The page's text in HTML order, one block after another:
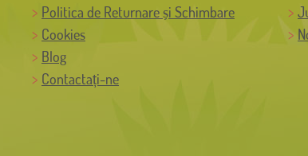
Politica de Returnare și Schimbare
Cookies
Blog
Contactați-ne